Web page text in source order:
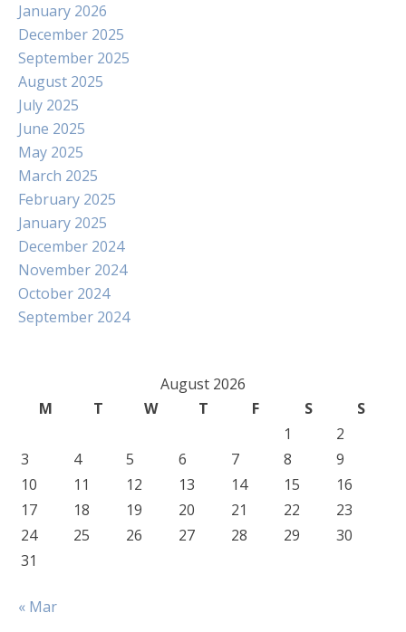
January 2026
December 2025
September 2025
August 2025
July 2025
June 2025
May 2025
March 2025
February 2025
January 2025
December 2024
November 2024
October 2024
September 2024
August 2026
M
T W T F S
S
1
2
3
4 5 6 7 8
9
10
11 12 13 14 15
16
17
18 19 20 21 22
23
24
25 26 27 28 29
30
31
« Mar